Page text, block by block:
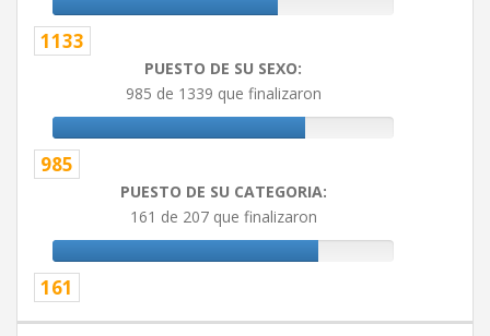
1133
PUESTO DE SU SEXO:
985 de 1339 que finalizaron
985
PUESTO DE SU CATEGORIA:
161 de 207 que finalizaron
161